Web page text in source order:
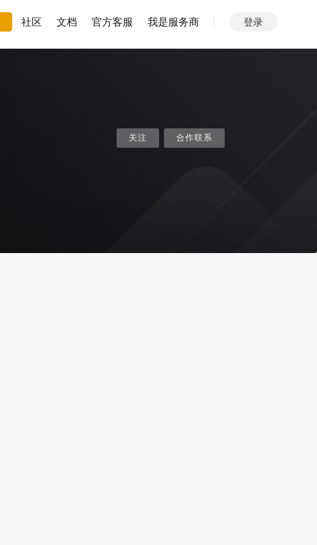
社区 文档 官方客服 我是服务商 登录
关注 合作联系